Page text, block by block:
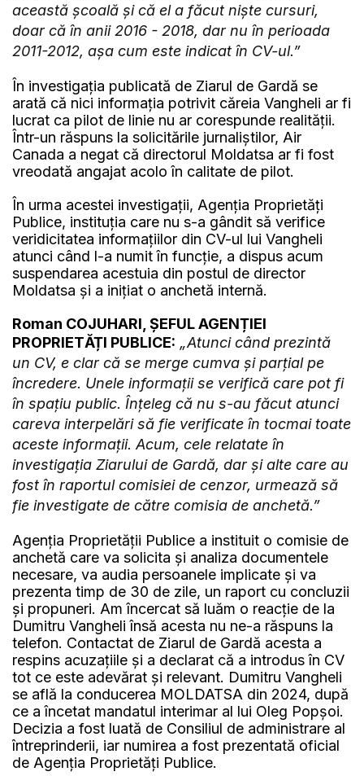
această școală și că el a făcut niște cursuri,
doar că în anii 2016 - 2018, dar nu în perioada
2011-2012, așa cum este indicat în CV-ul.”
În investigația publicată de Ziarul de Gardă se
arată că nici informația potrivit căreia Vangheli ar fi
lucrat ca pilot de linie nu ar corespunde realității.
Într-un răspuns la solicitările jurnaliștilor, Air
Canada a negat că directorul Moldatsa ar fi fost
vreodată angajat acolo în calitate de pilot.
În urma acestei investigații, Agenția Proprietăți
Publice, instituția care nu s-a gândit să verifice
veridicitatea informațiilor din CV-ul lui Vangheli
atunci când l-a numit în funcție, a dispus acum
suspendarea acestuia din postul de director
Moldatsa și a inițiat o anchetă internă.
Roman COJUHARI, ȘEFUL AGENȚIEI
PROPRIETĂȚI PUBLICE: „Atunci când prezintă
un CV, e clar că se merge cumva și parțial pe
încredere. Unele informații se verifică care pot fi
în spațiu public. Înțeleg că nu s-au făcut atunci
careva interpelări să fie verificate în tocmai toate
aceste informații. Acum, cele relatate în
investigația Ziarului de Gardă, dar și alte care au
fost în raportul comisiei de cenzor, urmează să
fie investigate de către comisia de anchetă.”
Agenția Proprietății Publice a instituit o comisie de
anchetă care va solicita și analiza documentele
necesare, va audia persoanele implicate și va
prezenta timp de 30 de zile, un raport cu concluzii
și propuneri. Am încercat să luăm o reacție de la
Dumitru Vangheli însă acesta nu ne-a răspuns la
telefon. Contactat de Ziarul de Gardă acesta a
respins acuzațiile și a declarat că a introdus în CV
tot ce este adevărat și relevant. Dumitru Vangheli
se află la conducerea MOLDATSA din 2024, după
ce a încetat mandatul interimar al lui Oleg Popșoi.
Decizia a fost luată de Consiliul de administrare al
întreprinderii, iar numirea a fost prezentată oficial
de Agenția Proprietăți Publice.